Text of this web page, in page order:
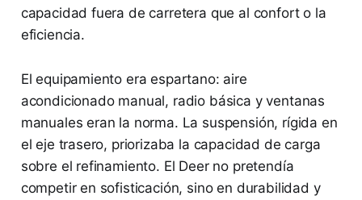
capacidad fuera de carretera que al confort o la
eficiencia.
El equipamiento era espartano: aire
acondicionado manual, radio básica y ventanas
manuales eran la norma. La suspensión, rígida en
el eje trasero, priorizaba la capacidad de carga
sobre el refinamiento. El Deer no pretendía
competir en sofisticación, sino en durabilidad y